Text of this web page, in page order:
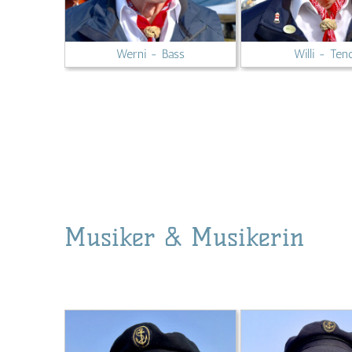
Werni - Bass Willi -
Musiker & Musikerin